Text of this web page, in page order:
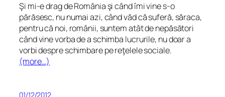
Şi mi-e drag de România şi când îmi vine s-o
părăsesc, nu numai azi, când văd că suferă, săraca,
pentru că noi, românii, suntem atât de nepăsători
când vine vorba de a schimba lucrurile, nu doar a
vorbi despre schimbare pe reţelele sociale.
(more…)
01/12/2012